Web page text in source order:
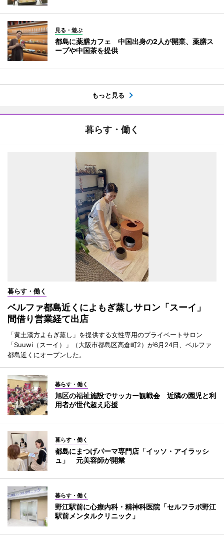
見る・遊ぶ
都島に薬膳カフェ 中国出身の2人が開業、薬膳ス
ープや中国茶を提供
もっと見る
暮らす・働く
暮らす・働く
ベルファ都島近くによもぎ蒸しサロン「スーイ」
間借り営業経て出店
「黄土漢方よもぎ蒸し」を提供する女性専用のプライベートサロン
「Suuwi（スーイ）」（大阪市都島区高倉町2）が6月24日、ベルファ
都島近くにオープンした。
暮らす・働く
旭区の福祉施設でサッカー観戦会 近隣の園児と利
用者が世代超え応援
暮らす・働く
都島にまつげパーマ専門店「イッソ・アイラッシ
ュ」 元美容師が開業
暮らす・働く
野江駅前に心療内科・精神科医院「セルフラボ野江
駅前メンタルクリニック」